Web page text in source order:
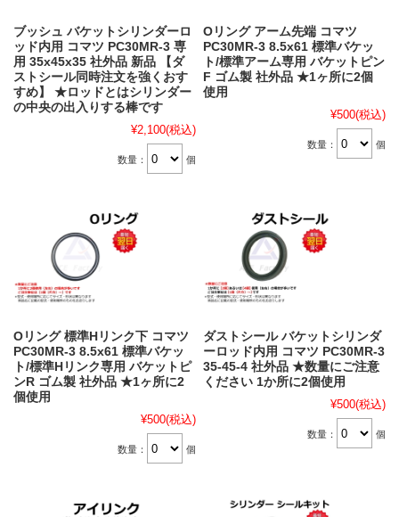
ブッシュ バケットシリンダーロ
ッド内用 コマツ PC30MR-3 専
用 35x45x35 社外品 新品 【ダ
ストシール同時注文を強くおす
すめ】 ★ロッドとはシリンダー
の中央の出入りする棒です
¥2,100(税込)
数量： 個
Oリング アーム先端 コマツ
PC30MR-3 8.5x61 標準バケッ
ト/標準アーム専用 バケットピン
F ゴム製 社外品 ★1ヶ所に2個
使用
¥500(税込)
数量： 個
Oリング 標準Hリンク下 コマツ
PC30MR-3 8.5x61 標準バケッ
ト/標準Hリンク専用 バケットピ
ンR ゴム製 社外品 ★1ヶ所に2
個使用
¥500(税込)
数量： 個
ダストシール バケットシリンダ
ーロッド内用 コマツ PC30MR-3
35-45-4 社外品 ★数量にご注意
ください 1か所に2個使用
¥500(税込)
数量： 個